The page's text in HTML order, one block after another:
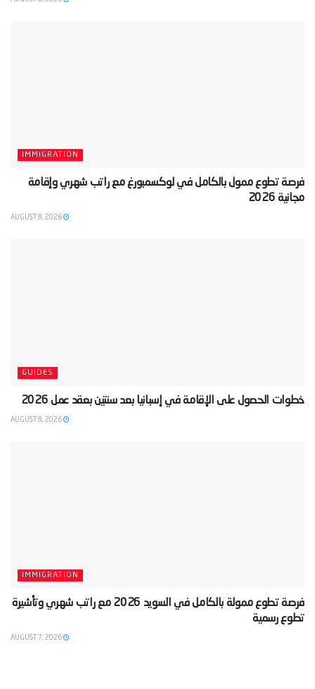
IMMIGRATION
‫فرصة تطوع ممول بالكامل في لوكسمبورغ مع راتب شهري وإقامة
مجانية 2026‬
GUIDES
‫خطوات الحصول على الإقامة في إسبانيا بعد سنتين بعقد عمل 2026‬
IMMIGRATION
‫فرصة تطوع ممولة بالكامل في السويد 2026 مع راتب شهري وتأشيرة
تطوع رسمية‬